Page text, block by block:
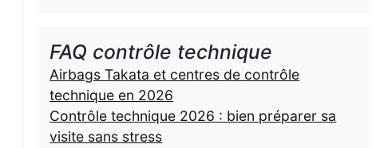
FAQ contrôle technique
Airbags Takata et centres de contrôle
technique en 2026
Contrôle technique 2026 : bien préparer sa
visite sans stress